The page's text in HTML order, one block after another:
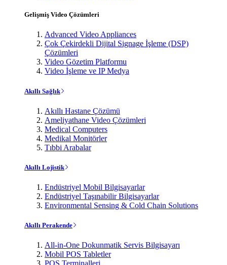
Gelişmiş Video Çözümleri
Advanced Video Appliances
Çok Çekirdekli Dijital Signage İşleme (DSP)
Çözümleri
Video Gözetim Platformu
Video İşleme ve IP Medya
Akıllı Sağlık
Akıllı Hastane Çözümü
Ameliyathane Video Çözümleri
Medical Computers
Medikal Monitörler
Tıbbi Arabalar
Akıllı Lojistik
Endüstriyel Mobil Bilgisayarlar
Endüstriyel Taşınabilir Bilgisayarlar
Environmental Sensing & Cold Chain Solutions
Akıllı Perakende
All-in-One Dokunmatik Servis Bilgisayarı
Mobil POS Tabletler